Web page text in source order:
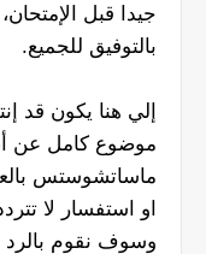
جيدا قبل
بالتوفيق للجميع.
إلي هنا يكون قد
موضوع كامل عن
او استفسار لا
وسوف نقوم